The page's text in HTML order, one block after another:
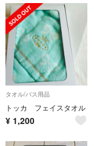
タオル/バス用品
トッカ フェイスタオル
¥ 1,200